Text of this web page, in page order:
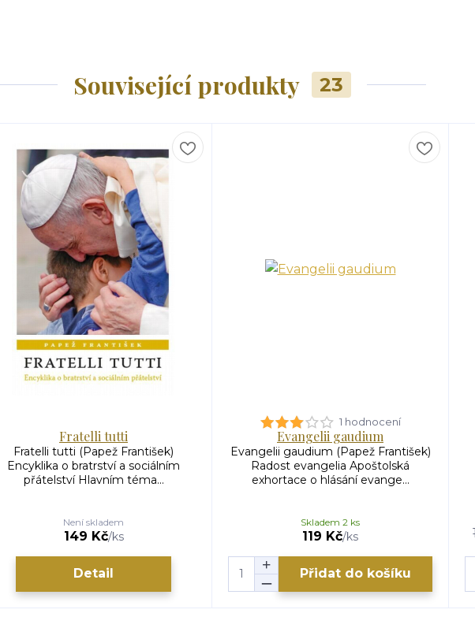
Související produkty 23
Fratelli tutti
Fratelli tutti (Papež František)
Encyklika o bratrství a sociálním
přátelství Hlavním téma...
149 Kč/ks
Není skladem
Detail
1 hodnocení
Evangelii gaudium
Evangelii gaudium (Papež František)
Radost evangelia Apoštolská
exhortace o hlásání evange...
119 Kč/ks
Skladem 2 ks
Přidat do košíku